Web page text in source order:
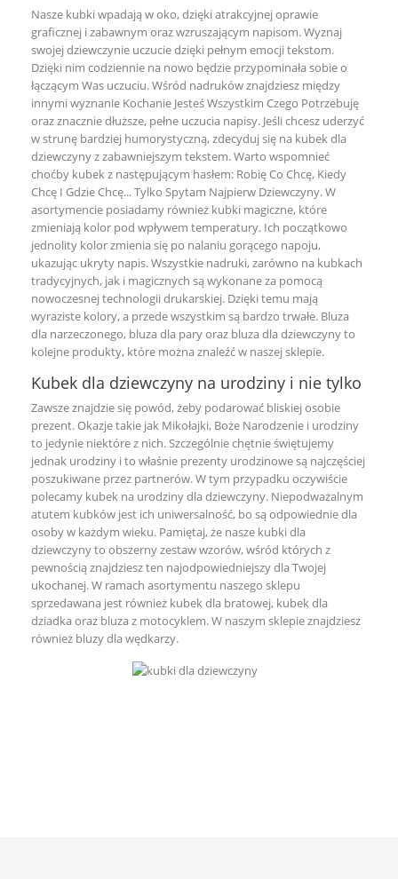
Nasze kubki wpadają w oko, dzięki atrakcyjnej oprawie
graficznej i zabawnym oraz wzruszającym napisom. Wyznaj
swojej dziewczynie uczucie dzięki pełnym emocji tekstom.
Dzięki nim codziennie na nowo będzie przypominała sobie o
łączącym Was uczuciu. Wśród nadruków znajdziesz między
innymi wyznanie Kochanie Jesteś Wszystkim Czego Potrzebuję
oraz znacznie dłuższe, pełne uczucia napisy. Jeśli chcesz uderzyć
w strunę bardziej humorystyczną, zdecyduj się na kubek dla
dziewczyny z zabawniejszym tekstem. Warto wspomnieć
choćby kubek z następującym hasłem: Robię Co Chcę, Kiedy
Chcę I Gdzie Chcę... Tylko Spytam Najpierw Dziewczyny. W
asortymencie posiadamy również kubki magiczne, które
zmieniają kolor pod wpływem temperatury. Ich początkowo
jednolity kolor zmienia się po nalaniu gorącego napoju,
ukazując ukryty napis. Wszystkie nadruki, zarówno na kubkach
tradycyjnych, jak i magicznych są wykonane za pomocą
nowoczesnej technologii drukarskiej. Dzięki temu mają
wyraziste kolory, a przede wszystkim są bardzo trwałe. Bluza
dla narzeczonego, bluza dla paryoraz bluza dla dziewczynyto
kolejne produkty, które można znaleźć w naszej sklepie.
Kubek dla dziewczyny na urodziny i nie tylko
Zawsze znajdzie się powód, żeby podarować bliskiej osobie
prezent. Okazje takie jak Mikołajki, Boże Narodzenie i urodziny
to jedynie niektóre z nich. Szczególnie chętnie świętujemy
jednak urodziny i to właśnie prezenty urodzinowe są najczęściej
poszukiwane przez partnerów. W tym przypadku oczywiście
polecamy kubek na urodziny dla dziewczyny. Niepodważalnym
atutem kubków jest ich uniwersalność, bo są odpowiednie dla
osoby w każdym wieku. Pamiętaj, że nasze kubki dla
dziewczyny to obszerny zestaw wzorów, wśród których z
pewnością znajdziesz ten najodpowiedniejszy dla Twojej
ukochanej. W ramach asortymentu naszego sklepu
sprzedawana jest również kubek dla bratowej, kubek dla
dziadka oraz bluza z motocyklem. W naszym sklepie znajdziesz
również bluzy dla wędkarzy.